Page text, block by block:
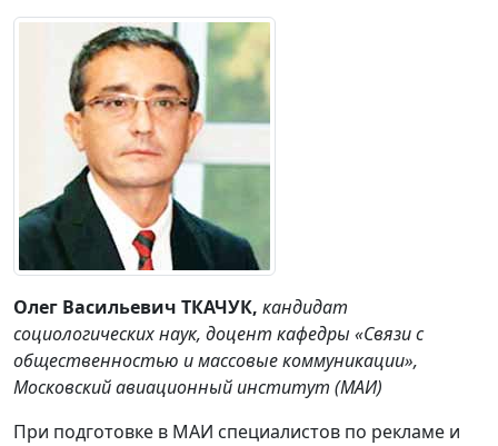
Олег Васильевич ТКАЧУК, кандидат
социологических наук, доцент кафедры «Связи с
общественностью и массовые коммуникации»,
Московский авиационный институт (МАИ)
При подготовке в МАИ специалистов по рекламе и